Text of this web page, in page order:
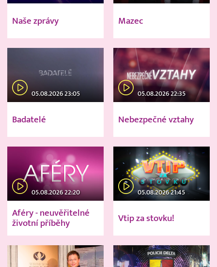
Naše zprávy Mazec
05.08.2026 23:05
Badatelé
05.08.2026 22:35
Nebezpečné vztahy
05.08.2026 22:20
Aféry - neuvěřitelné
životní příběhy
05.08.2026 21:45
Vtip za stovku!